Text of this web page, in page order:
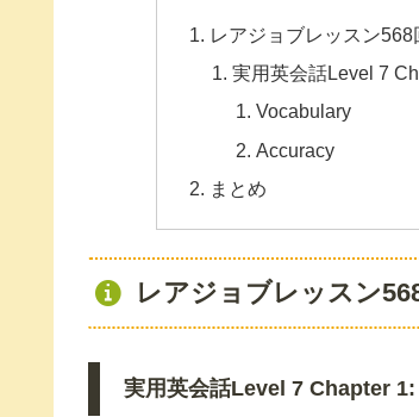
レアジョブレッスン568
実用英会話Level 7
Vocabulary
Accuracy
まとめ
レアジョブレッスン
実用英会話Level 7 Chapter